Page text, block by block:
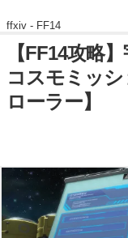
ffxiv - FF14
【FF14攻略
コスモミッ
ローラー】